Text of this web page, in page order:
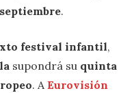
septiembre.
festival infantil,
supondrá su quinta
. AEurovisión